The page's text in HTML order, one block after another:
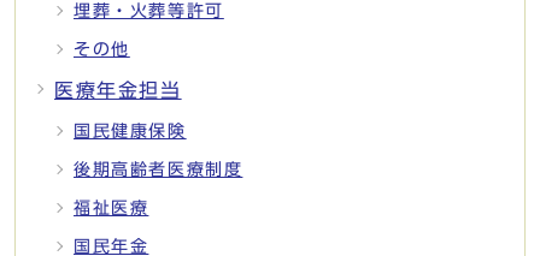
埋葬・火葬等許可
その他
医療年金担当
国民健康保険
後期高齢者医療制度
福祉医療
国民年金